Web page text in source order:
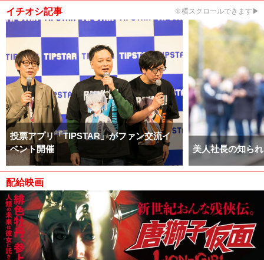
イチオシ記事 ※横スクロールできます▶
投票アプリ「TIPSTAR」がファン交流イ
ベント開催
美人社長の知ら
配給映画